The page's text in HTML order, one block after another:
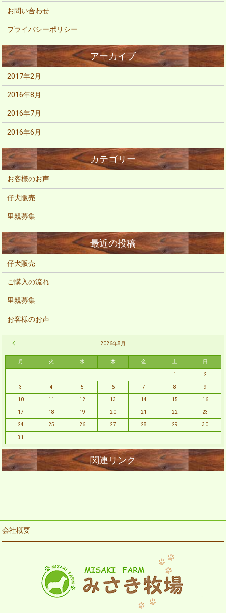
お問い合わせ
プライバシーポリシー
2017年2月
2016年8月
2016年7月
2016年6月
お客様のお声
仔犬販売
里親募集
仔犬販売
ご購入の流れ
里親募集
お客様のお声
2026年8月
月 火 水 木 金 土 日
1 2
3 4 5 6 7 8 9
10 11 12 13 14 15 16
17 18 19 20 21 22 23
24 25 26 27 28 29 30
31
会社概要